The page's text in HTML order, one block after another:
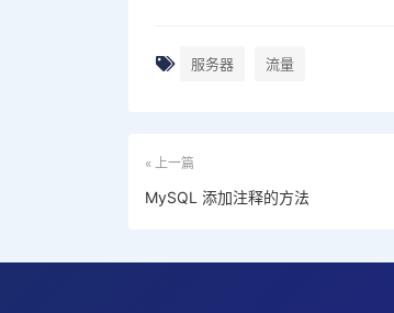
服务器 流量
« 上一篇
MySQL 添加注释的方法